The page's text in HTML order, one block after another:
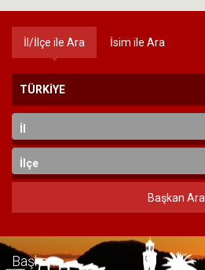
İl/İlçe ile Ara İsim ile Ara
TÜRKİYE
İl
İlçe
Başkan Ara
Başkan